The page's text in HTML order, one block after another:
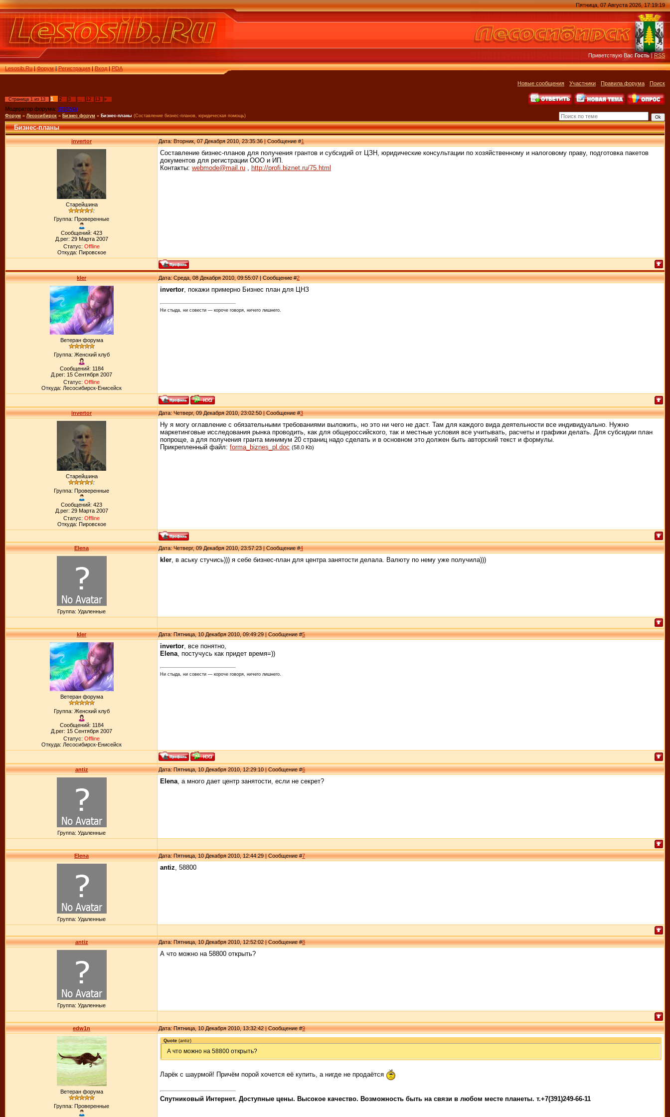
Lesosib.Ru|Форум|Регистрация|Вход|PDA
Пятница, 07 Августа 2026, 17:19:19
Приветствую ВасГость|RSS
Новые сообщения · Участники · Правила форума · Поиск
Страница 1 из 13 1 2 3 … 12 13 »
Модератор форума: STEFANI
Форум » Лесосибирск » Бизнес форум » Бизнес-планы (Составление бизнес-планов, юридическая помощь)
Бизнес-планы
invertor Дата: Вторник, 07 Декабря 2010, 23:35:36 | Сообщение #1
Старейшина
Группа: Проверенные
Сообщений: 423
Д.рег: 29 Марта 2007
Статус: Offline
Откуда: Пировское
Составление бизнес-планов для получения грантов и субсидий от ЦЗН, юридические консультации по хозяйственному и налоговому праву, подготовка пакетов
документов для регистрации ООО и ИП.
Контакты: webmode@mail.ru , http://profi.biznet.ru/75.html
kler Дата: Среда, 08 Декабря 2010, 09:55:07 | Сообщение #2
Ветеран форума
Группа: Женский клуб
Сообщений: 1184
Д.рег: 15 Сентября 2007
Статус: Offline
Откуда: Лесосибирск-Енисейск
invertor, покажи примерно Бизнес план для ЦНЗ
Ни стыда, ни совести — короче говоря, ничего лишнего.
invertor Дата: Четверг, 09 Декабря 2010, 23:02:50 | Сообщение #3
Старейшина
Группа: Проверенные
Сообщений: 423
Д.рег: 29 Марта 2007
Статус: Offline
Откуда: Пировское
Ну я могу оглавление с обязательными требованиями выложить, но это ни чего не даст. Там для каждого вида деятельности все индивидуально. Нужно
маркетинговые исследования рынка проводить, как для общероссийского, так и местные условия все учитывать, расчеты и графики делать. Для субсидии план
попроще, а для получения гранта минимум 20 страниц надо сделать и в основном это должен быть авторский текст и формулы.
Прикрепленный файл: forma_biznes_pl.doc (58.0 Kb)
Elena Дата: Четверг, 09 Декабря 2010, 23:57:23 | Сообщение #4
Группа: Удаленные
kler, в аську стучись))) я себе бизнес-план для центра занятости делала. Валюту по нему уже получила)))
kler Дата: Пятница, 10 Декабря 2010, 09:49:29 | Сообщение #5
Ветеран форума
Группа: Женский клуб
Сообщений: 1184
Д.рег: 15 Сентября 2007
Статус: Offline
Откуда: Лесосибирск-Енисейск
invertor, все понятно,
Elena, постучусь как придет время=))
Ни стыда, ни совести — короче говоря, ничего лишнего.
antiz Дата: Пятница, 10 Декабря 2010, 12:29:10 | Сообщение #6
Группа: Удаленные
Elena, а много дает центр занятости, если не секрет?
Elena Дата: Пятница, 10 Декабря 2010, 12:44:29 | Сообщение #7
Группа: Удаленные
antiz, 58800
antiz Дата: Пятница, 10 Декабря 2010, 12:52:02 | Сообщение #8
Группа: Удаленные
А что можно на 58800 открыть?
edw1n Дата: Пятница, 10 Декабря 2010, 13:32:42 | Сообщение #9
Ветеран форума
Группа: Проверенные
Quote (antiz)
А что можно на 58800 открыть?
Ларёк с шаурмой! Причём порой хочется её купить, а нигде не продаётся
Спутниковый Интернет. Доступные цены. Высокое качество. Возможность быть на связи в любом месте планеты. т.+7(391)249-66-11